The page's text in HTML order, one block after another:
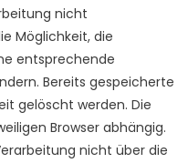
nicht
Möglichkeit, die
entsprechende
Bereits gespeicherte
gelöscht werden. Die
Browser abhängig.
nicht über die